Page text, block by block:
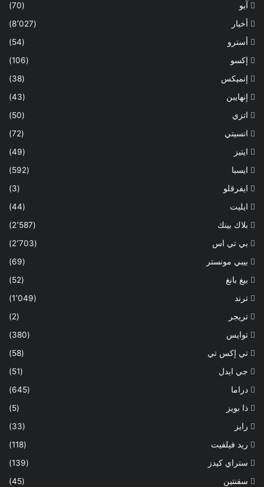
آيو
(70)
أخبار
(8٬027)
أسترو
(54)
إكسو
(106)
إنميكس
(38)
إنهايبن
(43)
اتزي
(50)
انسيتي
(72)
ايتيز
(49)
ايسبا
(592)
ايفرقلو
(3)
ايليت
(44)
بلاك بينك
(2٬587)
بي تي اس
(2٬703)
بيبي مونستر
(69)
بيغ بانغ
(52)
ترند
(1٬049)
تريجر
(2)
توايس
(380)
تي إكس تي
(58)
جي ايدل
(51)
دراما
(645)
ذا بويز
(5)
رايز
(33)
ريد فيلفيت
(118)
ستراي كيدز
(139)
سفنتين
(45)